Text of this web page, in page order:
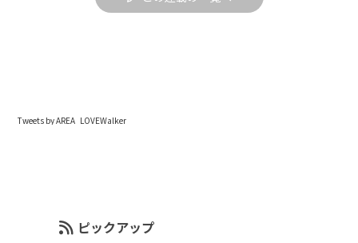
Tweets by AREA_LOVEWalker
ピックアップ